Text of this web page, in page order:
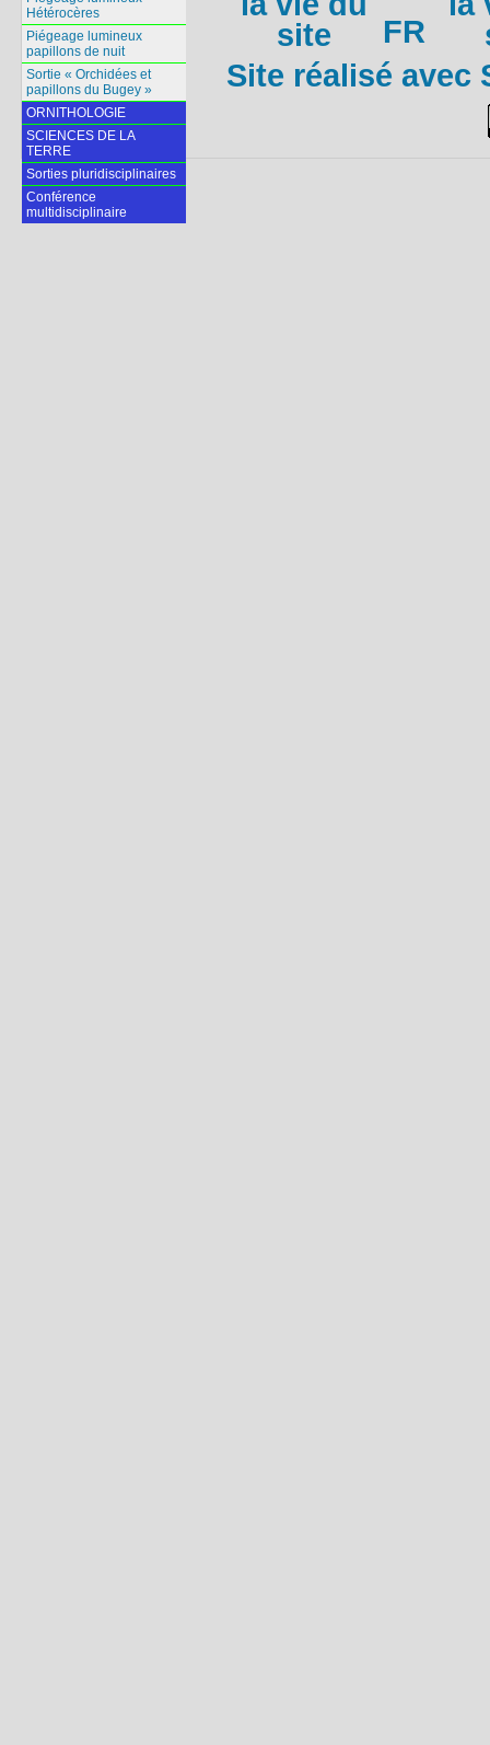
Hétérocères
Piégeage lumineux
papillons de nuit
Sortie « Orchidées et
papillons du Bugey »
ORNITHOLOGIE
SCIENCES DE LA
TERRE
Sorties pluridisciplinaires
Conférence
multidisciplinaire
FR
Site réalisé avec